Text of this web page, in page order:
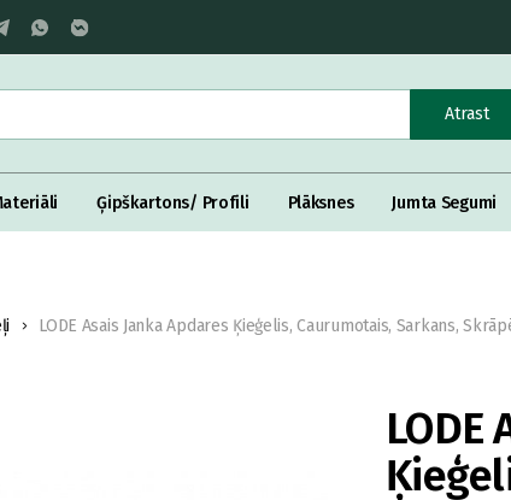
Atrast
Ģipškartons/ Profili Plāksnes Jumta Segumi
LODE Asais Janka Apdares Ķieģelis, Caurumotais, Sarkans,
LODE